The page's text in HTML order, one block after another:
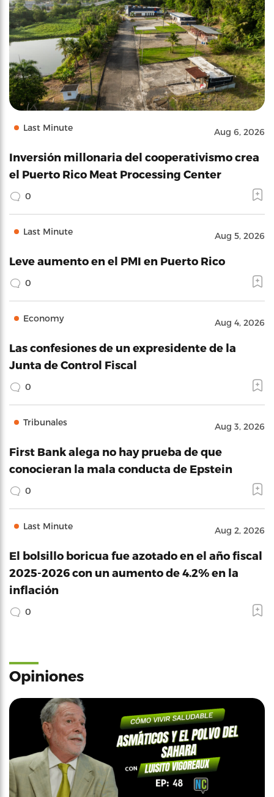
Last Minute Aug 6, 2026
Inversión millonaria del cooperativismo crea
el Puerto Rico Meat Processing Center
0
Last Minute Aug 5, 2026
Leve aumento en el PMI en Puerto Rico
0
Economy Aug 4, 2026
Las confesiones de un expresidente de la
Junta de Control Fiscal
0
Tribunales Aug 3, 2026
First Bank alega no hay prueba de que
conocieran la mala conducta de Epstein
0
Last Minute Aug 2, 2026
El bolsillo boricua fue azotado en el año fiscal
2025-2026 con un aumento de 4.2% en la
inflación
0
Opiniones